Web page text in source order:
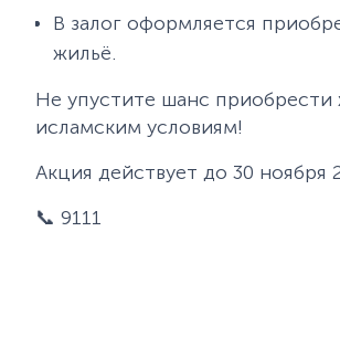
В залог оформляется
жильё.
Не упустите шанс приобрести
исламским условиям!
Акция действует до 30 ноября
📞 9111